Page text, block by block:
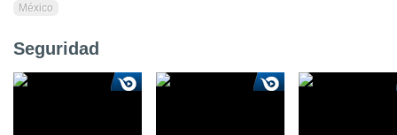
México
Seguridad